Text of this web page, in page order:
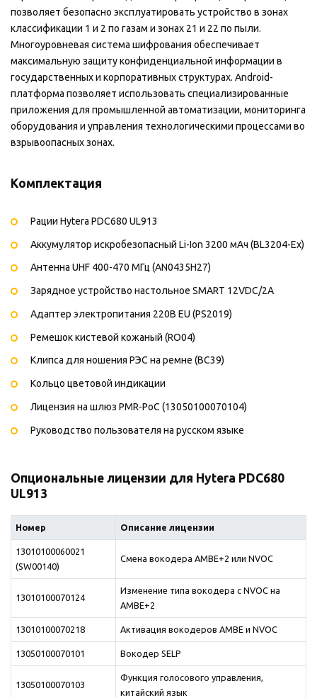
позволяет безопасно эксплуатировать устройство в зонах
классификации 1 и 2 по газам и зонах 21 и 22 по пыли.
Многоуровневая система шифрования обеспечивает
максимальную защиту конфиденциальной информации в
государственных и корпоративных структурах. Android-
платформа позволяет использовать специализированные
приложения для промышленной автоматизации, мониторинга
оборудования и управления технологическими процессами во
взрывоопасных зонах.
Комплектация
Рации Hytera PDC680 UL913
Аккумулятор искробезопасный Li-Ion 3200 мАч (BL3204-Ex)
Антенна UHF 400-470 МГц (AN0435H27)
Зарядное устройство настольное SMART 12VDC/2A
Адаптер электропитания 220В EU (PS2019)
Ремешок кистевой кожаный (RO04)
Клипса для ношения РЭС на ремне (BC39)
Кольцо цветовой индикации
Лицензия на шлюз PMR-PoC (13050100070104)
Руководство пользователя на русском языке
Опциональные лицензии для Hytera PDC680
UL913
Номер Описание лицензии
13010100060021
(SW00140)
Смена вокодера AMBE+2 или NVOC
13010100070124
Изменение типа вокодера с NVOC на
AMBE+2
13010100070218 Активация вокодеров AMBE и NVOC
13050100070101 Вокодер SELP
13050100070103
Функция голосового управления,
китайский язык